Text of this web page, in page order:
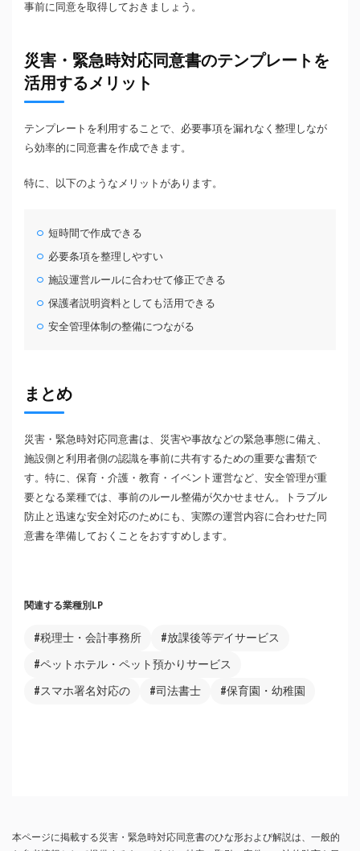
事前に同意を取得しておきましょう。
災害・緊急時対応同意書のテンプレートを
活用するメリット
テンプレートを利用することで、必要事項を漏れなく整理しなが
ら効率的に同意書を作成できます。
特に、以下のようなメリットがあります。
短時間で作成できる
必要条項を整理しやすい
施設運営ルールに合わせて修正できる
保護者説明資料としても活用できる
安全管理体制の整備につながる
まとめ
災害・緊急時対応同意書は、災害や事故などの緊急事態に備え、
施設側と利用者側の認識を事前に共有するための重要な書類で
す。特に、保育・介護・教育・イベント運営など、安全管理が重
要となる業種では、事前のルール整備が欠かせません。トラブル
防止と迅速な安全対応のためにも、実際の運営内容に合わせた同
意書を準備しておくことをおすすめします。
関連する業種別LP
#税理士・会計事務所 #放課後等デイサービス
#ペットホテル・ペット預かりサービス
#スマホ署名対応の #司法書士 #保育園・幼稚園
本ページに掲載する災害・緊急時対応同意書のひな形および解説は、一般的